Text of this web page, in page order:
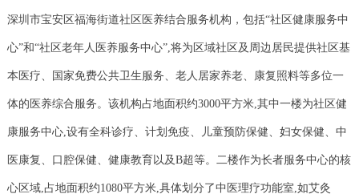
深圳市宝安区福海街道社区医养结合服务机构，包括“社区健康服务中
心”和“社区老年人医养服务中心”,将为区域社区及周边居民提供社区基
本医疗、国家免费公共卫生服务、老人居家养老、康复照料等多位一
体的医养综合服务。该机构占地面积约3000平方米,其中一楼为社区健
康服务中心,设有全科诊疗、计划免疫、儿童预防保健、妇女保健、中
医康复、口腔保健、健康教育以及B超等。二楼作为长者服务中心的核
心区域,占地面积约1080平方米,具体划分了中医理疗功能室,如艾灸